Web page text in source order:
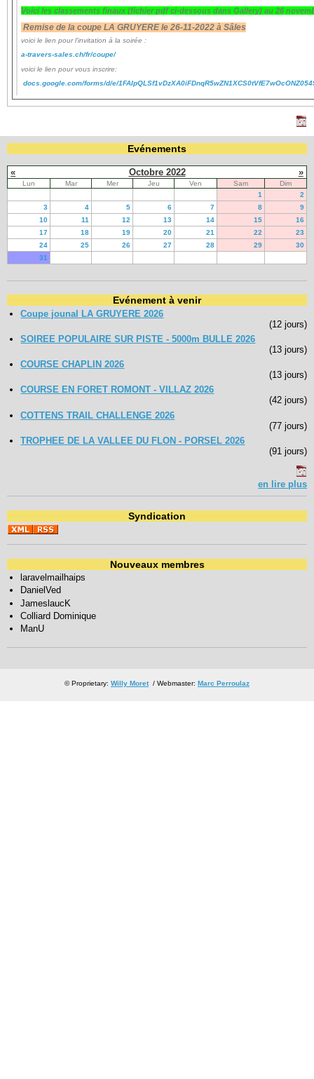
Créer un nouveau compte
Demander un nouveau mot de passe
Voici les classements finaux (fichier pdf ci-dessous dans Gallery) au 26
Remise de la coupe LA GRUYERE le 26-11-2022 à Sâles
voici le lien pour l'invitation à la soirée :
a-travers-sales.ch/fr/coupe/
voici le lien pour vous inscrire:
docs.google.com/forms/d/e/
Evénements
« Octobre 2022 »
Lun Mar Mer Jeu Ven Sam
Dim
1
2
3
4 5 6 7 8
9
10
11 12 13 14 15
16
17
18 19 20 21 22
23
24
25 26 27 28 29
30
31
Evénement à venir
Coupe jounal LA GRUYERE 2026
(12 jours)
SOIREE POPULAIRE SUR PISTE - 5000m BULLE 2026
(13 jours)
COURSE CHAPLIN 2026
(13 jours)
COURSE EN FORET ROMONT - VILLAZ 2026
(42 jours)
COTTENS TRAIL CHALLENGE 2026
(77 jours)
TROPHEE DE LA VALLEE DU FLON - PORSEL 2026
(91 jours)
en lire plus
Syndication
Nouveaux membres
laravelmailhaips
DanielVed
JameslaucK
Colliard Dominique
ManU
© Proprietary: Willy Moret/ Webmaster: Marc Perroulaz